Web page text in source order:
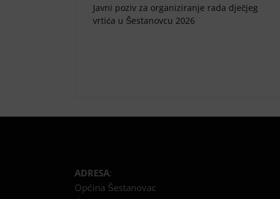
Javni poziv za organiziranje rada dječjeg
vrtića u Šestanovcu 2026
ADRESA:
Općina Šestanovac